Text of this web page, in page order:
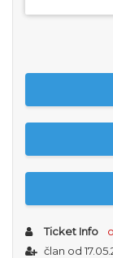
Ticket Info
član od